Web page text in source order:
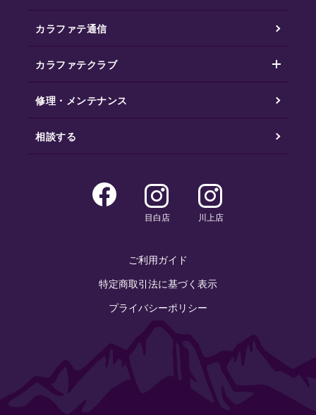
カラファテ通信
カラファテクラブ
修理・メンテナンス
相談する
目白店 川上店
ご利用ガイド
特定商取引法に基づく表示
プライバシーポリシー